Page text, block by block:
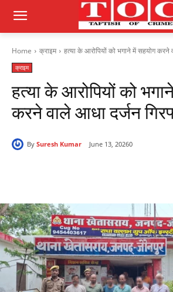
Home क्राइम हत्या के आरोपियों को भगाने में सहयोग करने
क्राइम
हत्या के आरोपियों को
करने वाले आधा दर्जन
By Suresh Kumar June 13, 20260